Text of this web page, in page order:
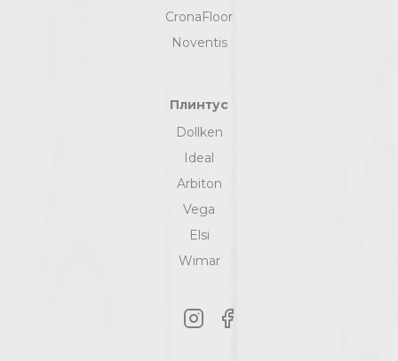
CronaFloor
Noventis
Плинтус
Dollken
Ideal
Arbiton
Vega
Elsi
Wimar